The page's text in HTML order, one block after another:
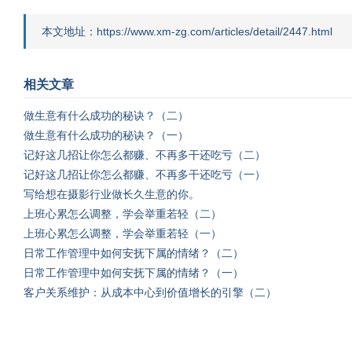
本文地址：https://www.xm-zg.com/articles/detail/2447.html
相关文章
做生意有什么成功的秘诀？（二）
做生意有什么成功的秘诀？（一）
记好这几招让你怎么都赚、不再多干还吃亏（二）
记好这几招让你怎么都赚、不再多干还吃亏（一）
写给想在摄影行业做长久生意的你。
上班心累怎么调整，学会举重若轻（二）
上班心累怎么调整，学会举重若轻（一）
日常工作管理中如何安抚下属的情绪？（二）
日常工作管理中如何安抚下属的情绪？（一）
客户关系维护：从成本中心到价值增长的引擎（二）